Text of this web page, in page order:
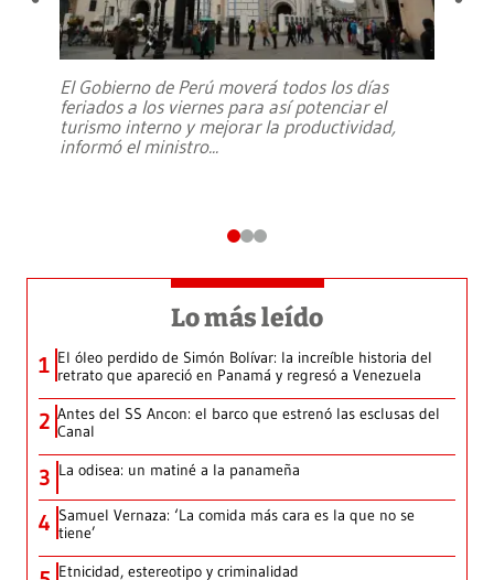
El Gobierno de Perú moverá todos los días
feriados a los viernes para así potenciar el
turismo interno y mejorar la productividad,
informó el ministro...
Lo más leído
1 El óleo perdido de Simón Bolívar: la increíble historia del
retrato que apareció en Panamá y regresó a Venezuela
2 Antes del SS Ancon: el barco que estrenó las esclusas del
Canal
3 La odisea: un matiné a la panameña
4 Samuel Vernaza: ‘La comida más cara es la que no se
tiene’
Etnicidad, estereotipo y criminalidad